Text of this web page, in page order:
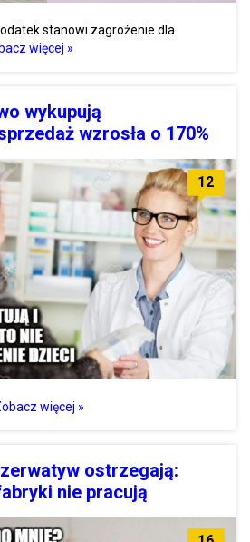
stanowi zagrożenie dla
więcej »
wykupują
wzrosła o 170%
12
więcej »
ostrzegają:
nie pracują